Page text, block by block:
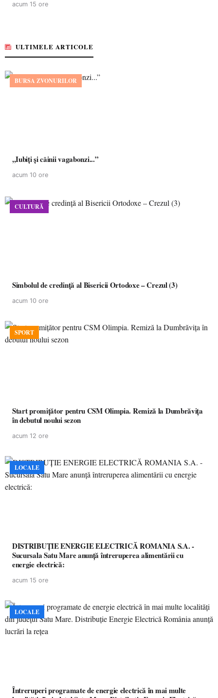
acum 15 ore
ULTIMELE ARTICOLE
BURSA ZVONURILOR
,,Iubiți și câinii vagabonzi...”
acum 10 ore
CULTURĂ
Simbolul de credinţă al Bisericii Ortodoxe – Crezul (3)
acum 10 ore
SPORT
Start promițător pentru CSM Olimpia. Remiză la Dumbrăvița
în debutul noului sezon
acum 12 ore
LOCALE
DISTRIBUȚIE ENERGIE ELECTRICĂ ROMANIA S.A. -
Sucursala Satu Mare anunţă întreruperea alimentării cu
energie electrică:
acum 15 ore
LOCALE
Întreruperi programate de energie electrică în mai multe